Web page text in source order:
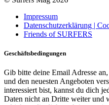
Impressum
Datenschutzerklärung |
Friends of SURFERS
Geschäftsbedingungen
Gib bitte deine Email Adresse
und den neuesten Angeboten
interessiert bist, kannst du dich
Daten nicht an Dritte weiter und